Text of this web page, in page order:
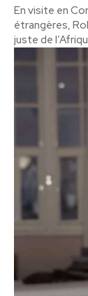
En visite en
étrangères,
juste de